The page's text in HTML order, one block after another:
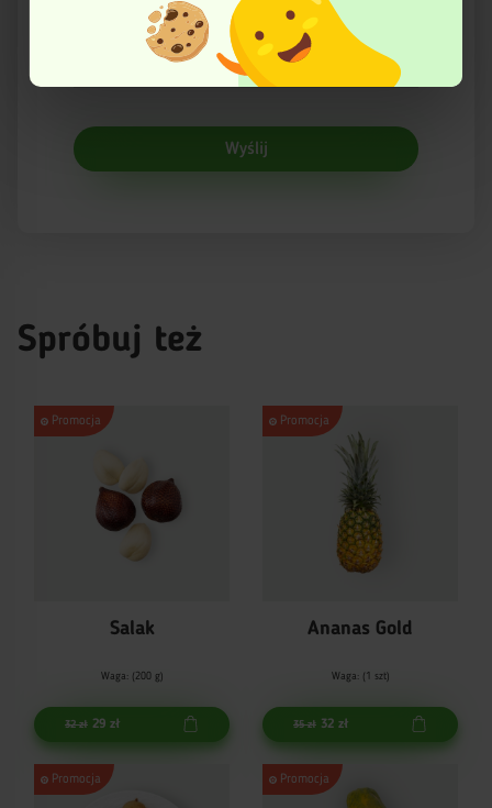
swojego funkcjonowania oraz w celach analitycznych.
Więcej informacji znajduje się w Polityce prywatności.
Twoja opinia
Wyślij
Spróbuj też
Promocja
Salak
Waga: (200 g)
32 zł 29 zł
Promocja
Ananas Gold
Waga: (1 szt)
35 zł 32 zł
Promocja Promocja